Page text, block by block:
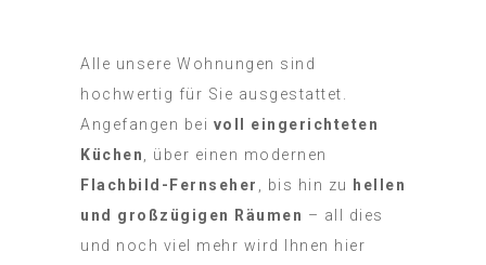
Alle unsere Wohnungen sind
hochwertig für Sie ausgestattet.
Angefangen bei voll eingerichteten
Küchen
, über einen modernen
Flachbild-Fernseher
, bis hin zu
hellen
und großzügigen Räumen – all dies
und noch viel mehr wird Ihnen hier